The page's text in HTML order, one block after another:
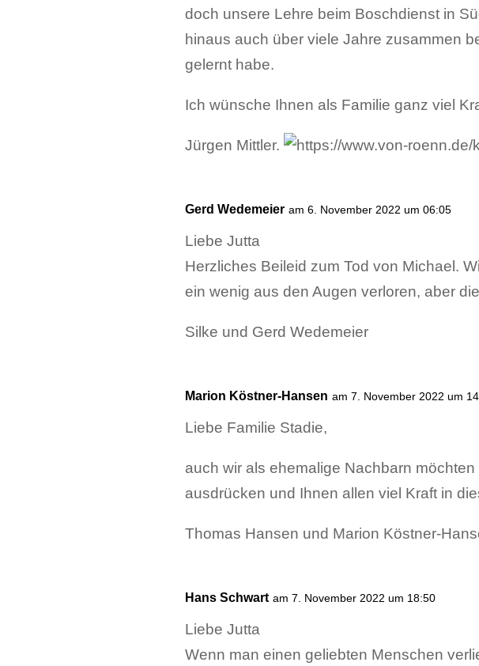
doch unsere Lehre beim Boschdienst in
hinaus auch über viele Jahre zusammen
gelernt habe.
Ich wünsche Ihnen als Familie ganz viel
Jürgen Mittler.
Gerd Wedemeier am 6. November 2022 um 06:05
Liebe Jutta
Herzliches Beileid zum Tod von Michael.
ein wenig aus den Augen verloren, aber
Silke und Gerd Wedemeier
Marion Köstner-Hansen am 7. November 2022 um
Liebe Familie Stadie,
auch wir als ehemalige Nachbarn
ausdrücken und Ihnen allen viel Kraft in
Thomas Hansen und Marion Köstner-
Hans Schwart am 7. November 2022 um 18:50
Liebe Jutta
Wenn man einen geliebten Menschen